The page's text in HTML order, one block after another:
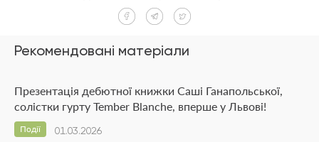
Рекомендовані матеріали
Презентація дебютної книжки Саші Ганапольської,
солістки гурту Tember Blanche, вперше у Львові!
01.03.2026
Події